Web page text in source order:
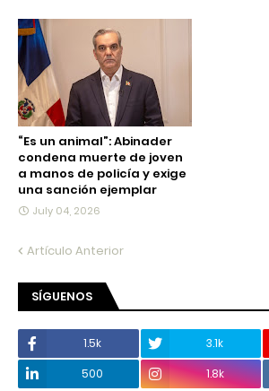
“Es un animal”: Abinader
condena muerte de joven
a manos de policía y exige
una sanción ejemplar
July 04, 2026
Artículo Anterior
SÍGUENOS
1.5k 3.1k
500
1.8k